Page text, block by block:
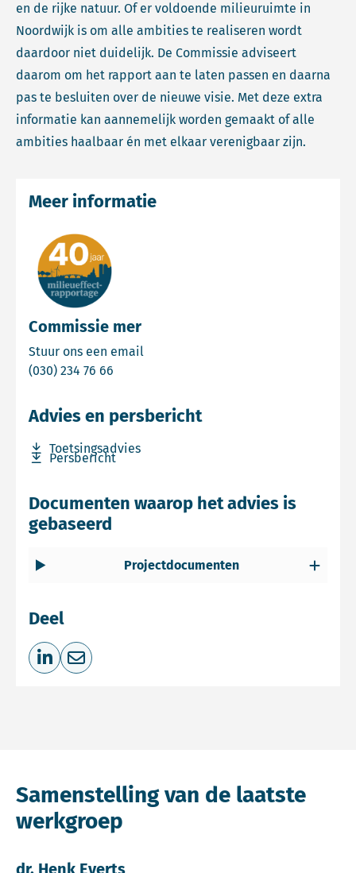
en de rijke natuur. Of er voldoende milieuruimte in
Noordwijk is om alle ambities te realiseren wordt
daardoor niet duidelijk. De Commissie adviseert
daarom om het rapport aan te laten passen en daarna
pas te besluiten over de nieuwe visie. Met deze extra
informatie kan aannemelijk worden gemaakt of alle
ambities haalbaar én met elkaar verenigbaar zijn.
Commissie mer
Stuur ons een email
(030) 234 76 66
Meer informatie
Advies en persbericht
Toetsingsadvies
Download bestand Toetsingsadvies
Persbericht
Download bestand Persbericht
Documenten waarop het advies is
gebaseerd
Projectdocumenten
Deel
Deel op LinkedIn
Deel via e-mail
Samenstelling van de laatste
werkgroep
dr. Henk Everts